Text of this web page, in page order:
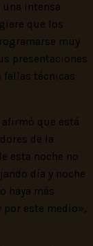
intensa
que los
muy
presentaciones
fallas técnicas
afirmó que está
de la
esta noche no
día y noche
haya más
por este medio»,